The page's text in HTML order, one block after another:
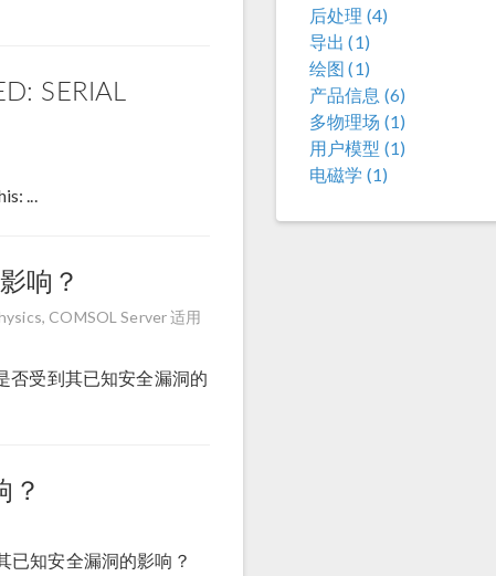
SERIAL
...
响？
COMSOL Server适用
否受到其已知安全漏洞的
？
已知安全漏洞的影响？
后处理 (4)
导出 (1)
绘图 (1)
产品信息 (6)
多物理场 (1)
用户模型 (1)
电磁学 (1)